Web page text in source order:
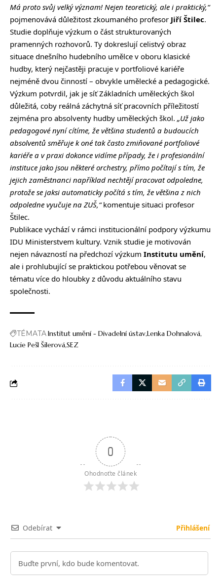
Má proto svůj velký význam! Nejen teoretický, ale i praktický,“
pojmenovává důležitost zkoumaného profesor Jiří Štilec.
Studie doplňuje výzkum o část strukturovaných
pramenných rozhovorů. Ty dokreslují celistvý obraz
situace dnešního hudebního umělce v oboru klasické
hudby, který nejčastěji pracuje v portfoliové kariéře
nejméně dvou činností – obvykle umělecké a pedagogické.
Výzkum potvrdil, jak je síť Základních uměleckých škol
důležitá, coby reálná záchytná síť pracovních příležitostí
zejména pro absolventy hudby uměleckých škol. „Už jako
pedagogové nyní cítíme, že většina studentů a budoucích
absolventů směřuje k oné tak často zmiňované portfoliové
kariéře a v praxi dokonce vidíme případy, že i profesionální
instituce jako jsou některé orchestry, přímo počítají s tím, že
jejich zaměstnanci například nechtějí pracovat odpoledne,
protože se jaksi automaticky počítá s tím, že většina z nich
odpoledne vyučuje na ZUŠ,“komentuje situaci profesor
Štilec.
Publikace vychází v rámci institucionální podpory výzkumu
IDU Ministerstvem kultury. Vznik studie je motivován
nejen návazností na předchozí výzkum Institutu umění,
ale i prohlubující se praktickou potřebou věnovat se
tématu více do hloubky z důvodu aktuálního stavu
společnosti.
TÉMATAInstitut umění - Divadelní ústavLenka Dohnalová
Lucie Pešl ŠilerováSEZ
0
Ohodnoťte článek
Odebírat Přihlášení